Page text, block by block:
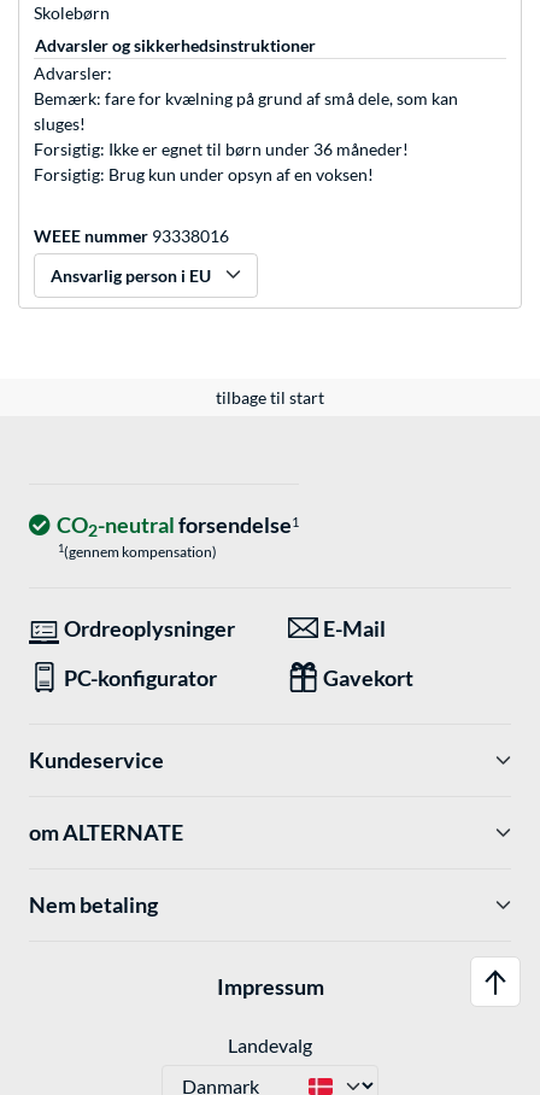
Skolebørn
Advarsler og sikkerhedsinstruktioner
Advarsler:
Bemærk: fare for kvælning på grund af små dele, som kan
sluges!
Forsigtig: Ikke er egnet til børn under 36 måneder!
Forsigtig: Brug kun under opsyn af en voksen!
WEEE nummer 93338016
Ansvarlig person i EU
tilbage til start
CO2-neutralforsendelse1
1(gennem kompensation)
Ordreoplysninger
E-Mail
PC-konfigurator
Gavekort
Kundeservice
om ALTERNATE
Nem betaling
Impressum
Landevalg